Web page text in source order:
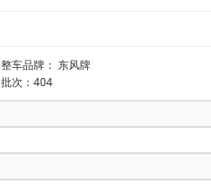
整车品牌： 东风牌
批次：404